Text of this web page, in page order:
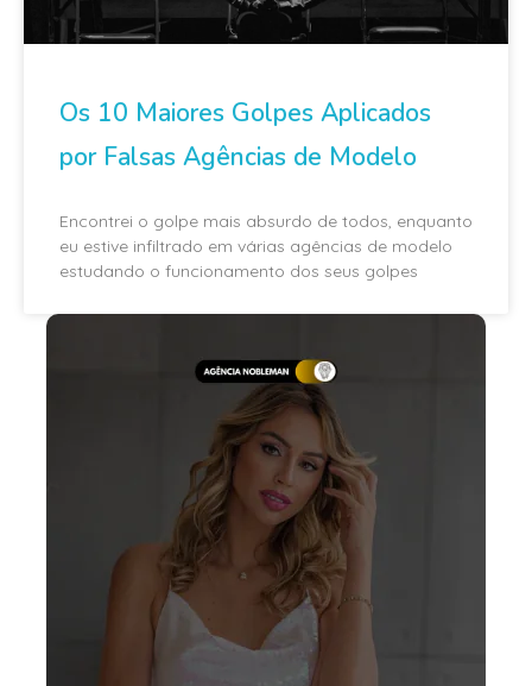
Os 10 Maiores Golpes Aplicados
por Falsas Agências de Modelo
Encontrei o golpe mais absurdo de todos, enquanto
eu estive infiltrado em várias agências de modelo
estudando o funcionamento dos seus golpes